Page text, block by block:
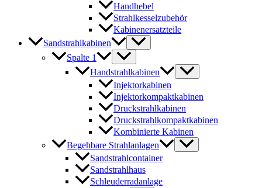
Handhebel
Strahlkesselzubehör
Kabinenersatzteile
Sandstrahlkabinen
Spalte 1
Handstrahlkabinen
Injektorkabinen
Injektorkompaktkabinen
Druckstrahlkabinen
Druckstrahlkompaktkabinen
Kombinierte Kabinen
Begehbare Strahlanlagen
Sandstrahlcontainer
Sandstrahlhaus
Schleuderradanlage